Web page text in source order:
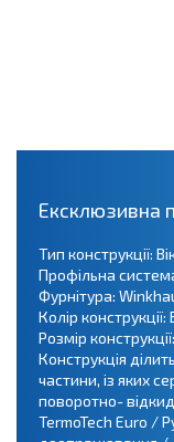
Ексклюзивна
Тип конструкції:
Профільна
Фурнітура:
Колір конструкції:
Розмір
Конструкція
частини, із яких
поворотно-
TermoTech Euro /